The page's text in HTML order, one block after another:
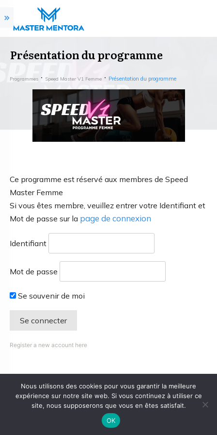
Présentation du programme
Programmes Speed Master V1 Femme Présentation du programme
Ce programme est réservé aux membres de Speed
Master Femme
Si vous êtes membre, veuillez entrer votre Identifiant et
Mot de passe sur la page de connexion
Identifiant
Mot de passe
Se souvenir de moi
Register a new account here
Nous utilisons des cookies pour vous garantir la meilleure
expérience sur notre site web. Si vous continuez à utiliser ce
site, nous supposerons que vous en êtes satisfait.
OK